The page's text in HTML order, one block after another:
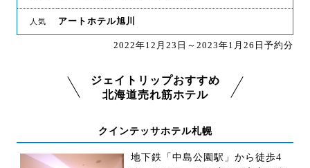
人気 アートホテル旭川
2022年12月23日～2023年1月26日予約分
ジェイトリップおすすめ
北海道売れ筋ホテル
クインテッサホテル札幌
地下鉄「中島公園駅」から徒歩4